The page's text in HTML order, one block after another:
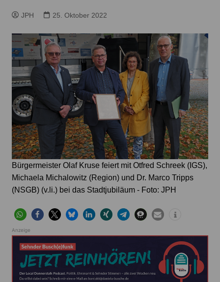
JPH 25. Oktober 2022
Bürgermeister Olaf Kruse feiert mit Otfred Schreek (IGS),
Michaela Michalowitz (Region) und Dr. Marco Tripps
(NSGB) (v.li.) bei das Stadtjubiläum - Foto: JPH
Anzeige